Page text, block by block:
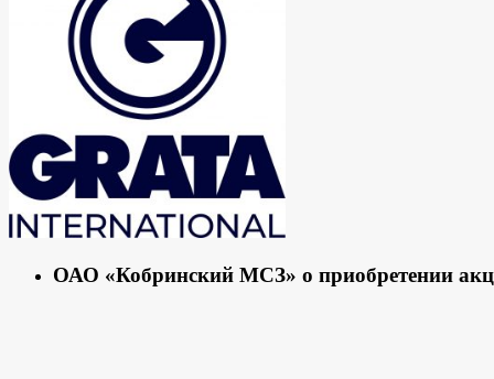
ОАО «Кобринский МСЗ» о приобретении